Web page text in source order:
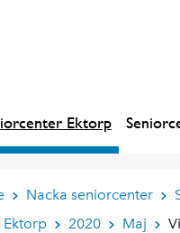
Ektorp
Nacka seniorcenter
Ektorp
2020 Maj